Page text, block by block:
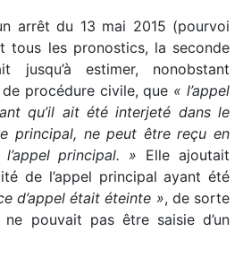
arrêt du 13 mai 2015 (pourvoi
tous les pronostics, la seconde
jusqu’à estimer, nonobstant
procédure civile, que « l’appel
qu’il ait été interjeté dans le
principal, ne peut être reçu en
principal. » Elle ajoutait
de l’appel principal ayant été
d’appel était éteinte », de sorte
pouvait pas être saisie d’un